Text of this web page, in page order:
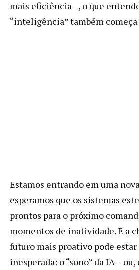
mais eficiência –, o que
“inteligência” também começa
Estamos entrando em uma
esperamos que os sistemas
prontos para o próximo
momentos de inatividade. E a
futuro mais proativo pode
inesperada: o “sono” da IA –